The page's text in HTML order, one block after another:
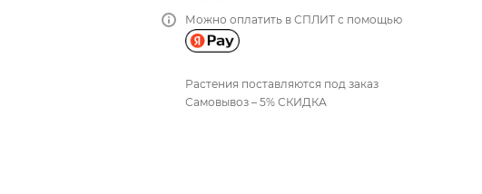
Можно оплатить в СПЛИТ с помощью
Растения поставляются под заказ
Самовывоз – 5% СКИДКА